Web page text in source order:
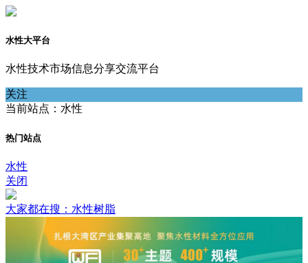
水性大平台
水性技术市场信息分享交流平台
关注
当前站点：水性
热门站点
水性
关闭
大家都在搜：水性树脂